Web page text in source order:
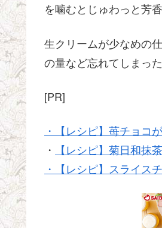
を噛むとじゅわっと芳
生クリームが少なめの
の量など忘れてしまっ
[PR]
・【レシピ】苺チョコ
・
【レシピ】菊日和抹
・【レシピ】スライス